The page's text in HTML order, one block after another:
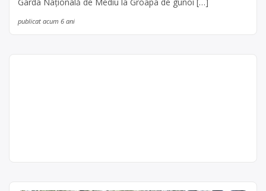
Garda Naţională de Mediu la Groapa de gunoi […]
publicat acum 6 ani